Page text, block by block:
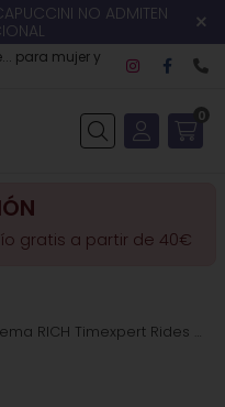
NO ADMITEN
para mujer y
Buscar
0
gratis a partir de 40€
Germaine de Capuccini Pack Crema RICH Timexpert Rides y Pure Vitamin C